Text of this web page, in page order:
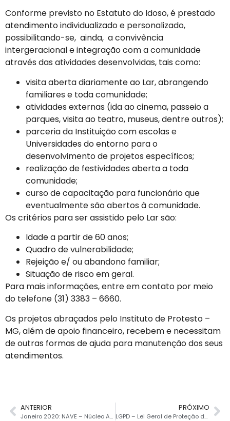
Conforme previsto no Estatuto do Idoso, é prestado
atendimento individualizado e personalizado,
possibilitando-se, ainda, a convivência
intergeracional e integração com a comunidade
através das atividades desenvolvidas, tais como:
visita aberta diariamente ao Lar, abrangendo
familiares e toda comunidade;
atividades externas (ida ao cinema, passeio a
parques, visita ao teatro, museus, dentre outros);
parceria da Instituição com escolas e
Universidades do entorno para o
desenvolvimento de projetos específicos;
realização de festividades aberta a toda
comunidade;
curso de capacitação para funcionário que
eventualmente são abertos à comunidade.
Os critérios para ser assistido pelo Lar são:
Idade a partir de 60 anos;
Quadro de vulnerabilidade;
Rejeição e/ ou abandono familiar;
Situação de risco em geral.
Para mais informações, entre em contato por meio
do telefone (31) 3383 – 6660.
Os projetos abraçados pelo Instituto de Protesto –
MG, além de apoio financeiro, recebem e necessitam
de outras formas de ajuda para manutenção dos seus
atendimentos.
ANTERIOR
Janeiro 2020: NAVE – Núcleo Assistencial Veleiro da Esperança
PRÓXIMO
LGPD – Lei Geral de Proteção de Dados